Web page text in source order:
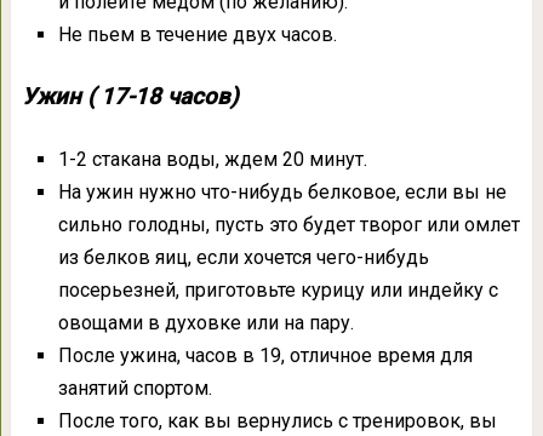
Не пьем в течение двух часов.
Ужин ( 17-18 часов)
1-2 стакана воды, ждем 20 минут.
На ужин нужно что-нибудь белковое, если вы не
сильно голодны, пусть это будет творог или омлет
из белков яиц, если хочется чего-нибудь
посерьезней, приготовьте курицу или индейку с
овощами в духовке или на пару.
После ужина, часов в 19, отличное время для
занятий спортом.
После того, как вы вернулись с тренировок, вы